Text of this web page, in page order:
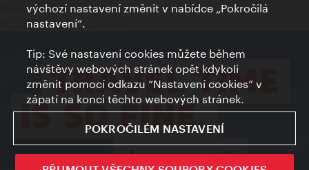
Nastavení cookies
© Copyright Wien Tourismus
výchozí nastavení změnit v nabídce „Pokročilá
nastavení“.
Tip: Své nastavení cookies můžete během
návštěvy webových stránek opět kdykoli
změnit pomocí odkazu “Nastavení cookies” v
zápatí na konci těchto webových stránek.
POKROČILÉM NASTAVENÍ